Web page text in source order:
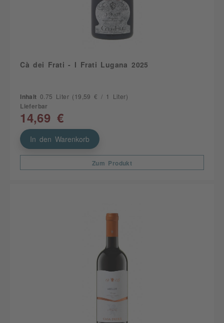
Cà dei Frati - I Frati Lugana 2025
Inhalt 0.75 Liter (19,59 € / 1 Liter)
Lieferbar
14,69 €
In den Warenkorb
Zum Produkt